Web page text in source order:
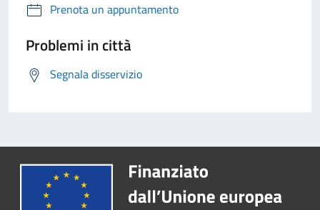
Prenota un appuntamento
Problemi in città
Segnala disservizio